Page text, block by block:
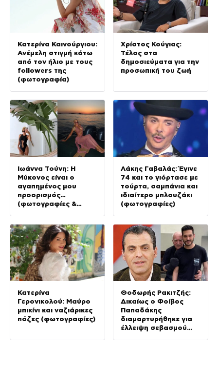
Κατερίνα Καινούργιου:
Ανέμελη στιγμή κάτω
από τον ήλιο με τους
followers της
(φωτογραφία)
Χρίστος Κούγιας:
Τέλος στα
δημοσιεύματα για την
προσωπική του ζωή
Ιωάννα Τούνη: Η
Μύκονος είναι ο
αγαπημένος μου
προορισμός…
(φωτογραφίες &
Λάκης Γαβαλάς: Έγινε
74 και το γιόρτασε με
τούρτα, σαμπάνια και
ιδιαίτερο μπλουζάκι
(φωτογραφίες)
Κατερίνα
Γερονικολού: Μαύρο
μπικίνι και ναζιάρικες
πόζες (φωτογραφίες)
Θοδωρής Ρακιτζής:
Δικαίως ο Φοίβος
Παπαδάκης
διαμαρτυρήθηκε για
έλλειψη σεβασμού